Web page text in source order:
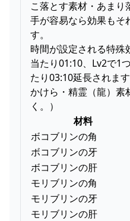
こ落とす素材・あまり
手が容易なら効果もそ
す。
時間が設定される特殊
当たり01:10、Lv2で1
たり03:10延長されま
かけら・精霊（龍）素
く。）
材料
ボコブリンの角
ボコブリンの牙
ボコブリンの肝
モリブリンの角
モリブリンの牙
モリブリンの肝